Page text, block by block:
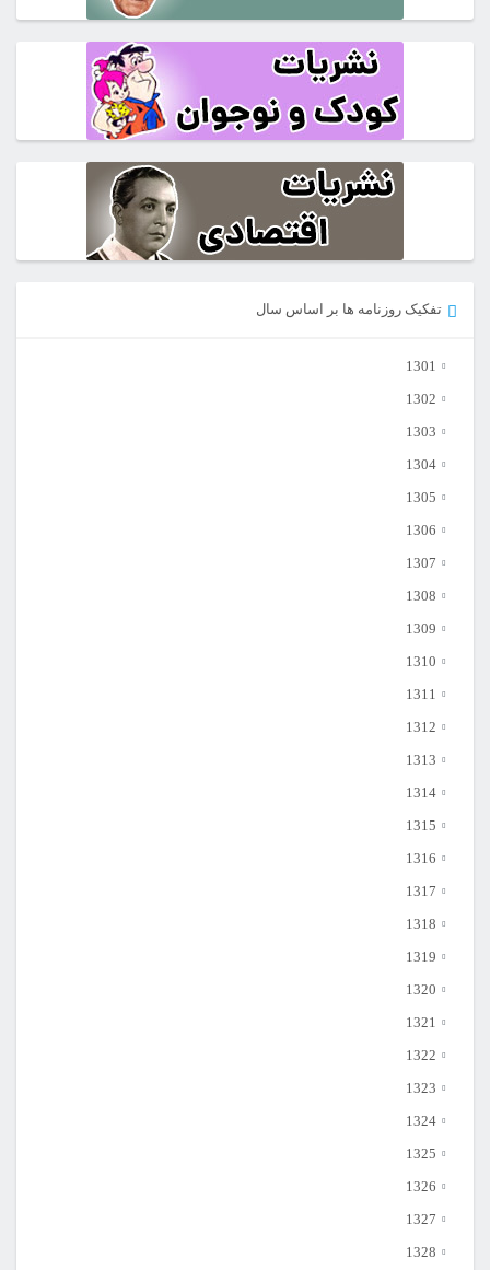
تفکیک روزنامه ها بر اساس سال
1301
1302
1303
1304
1305
1306
1307
1308
1309
1310
1311
1312
1313
1314
1315
1316
1317
1318
1319
1320
1321
1322
1323
1324
1325
1326
1327
1328